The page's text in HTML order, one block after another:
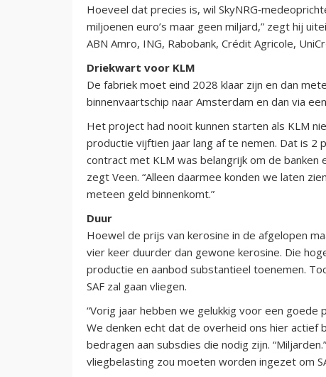
Hoeveel dat precies is, wil
miljoenen euro’s maar geen miljard,” zegt hij
ABN Amro, ING, Rabobank, Crédit Agricole,
Driekwart voor KLM
De fabriek moet eind 2028 klaar zijn en dan
binnenvaartschip naar Amsterdam en dan via
Het project had nooit kunnen starten als KLM
productie vijftien jaar lang af te nemen. Dat is 2
contract met KLM was belangrijk om de
zegt Veen. “Alleen daarmee konden we laten
meteen geld binnenkomt.”
Duur
Hoewel de prijs van kerosine in de afgelopen
vier keer duurder dan gewone kerosine. Die
productie en aanbod substantieel toenemen.
SAF zal gaan vliegen.
“Vorig jaar hebben we gelukkig voor een goede
We denken echt dat de overheid ons hier actief
bedragen aan subsdies die nodig zijn.
vliegbelasting zou moeten worden ingezet om